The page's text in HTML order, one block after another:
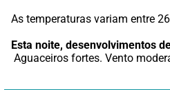
As temperaturas variam entre
Esta noite, desenvolvimentos
Aguaceiros fortes. Vento